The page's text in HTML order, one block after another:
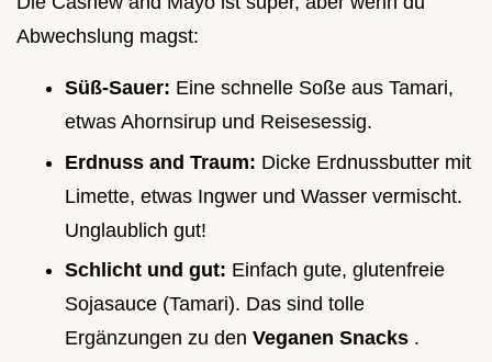
Abwechslung magst:
Süß-Sauer: Eine schnelle Soße aus Tamari,
etwas Ahornsirup und Reisesessig.
Erdnuss and Traum: Dicke Erdnussbutter mit
Limette, etwas Ingwer und Wasser vermischt.
Unglaublich gut!
Schlicht und gut: Einfach gute, glutenfreie
Sojasauce (Tamari). Das sind tolle
Ergänzungen zu den Veganen Snacks .